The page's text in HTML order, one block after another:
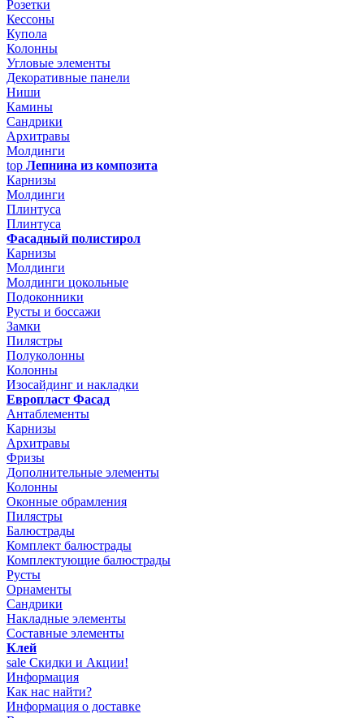
Розетки
Кессоны
Купола
Колонны
Угловые элементы
Декоративные панели
Ниши
Камины
Сандрики
Архитравы
Молдинги
top Лепнина из композита
Карнизы
Молдинги
Плинтуса
Плинтуса
Фасадный полистирол
Карнизы
Молдинги
Молдинги цокольные
Подоконники
Русты и боссажи
Замки
Пилястры
Полуколонны
Колонны
Изосайдинг и накладки
Европласт Фасад
Антаблементы
Карнизы
Архитравы
Фризы
Дополнительные элементы
Колонны
Оконные обрамления
Пилястры
Балюстрады
Комплект балюстрады
Комплектующие балюстрады
Русты
Орнаменты
Сандрики
Накладные элементы
Составные элементы
Клей
sale Скидки и Акции!
Информация
Как нас найти?
Информация о доставке